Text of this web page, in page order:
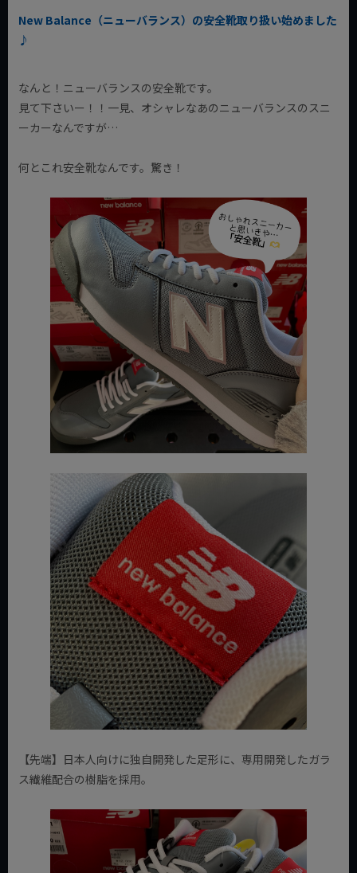
New Balance（ニューバランス）の安全靴取り扱い始めました
♪
なんと！ニューバランスの安全靴です。
見て下さいー！！一見、オシャレなあのニューバランスのスニ
ーカーなんですが…
何とこれ安全靴なんです。驚き！
【先端】日本人向けに独自開発した足形に、専用開発したガラ
ス繊維配合の樹脂を採用。